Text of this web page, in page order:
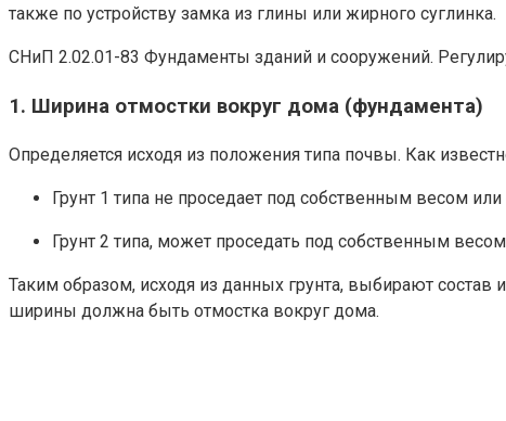
также по устройству замка из глины или жирного суглинка.
СНиП 2.02.01-83 Фундаменты зданий и сооружений.
1. Ширина отмостки вокруг дома (фундамента)
Определяется исходя из положения типа почвы. Как
Грунт 1 типа не проседает под собственным весом
Грунт 2 типа, может проседать под собственным
Таким образом, исходя из данных грунта, выбирают
ширины должна быть отмостка вокруг дома.